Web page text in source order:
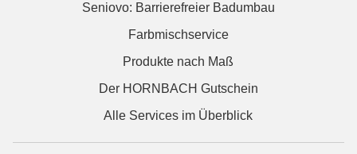
Seniovo: Barrierefreier Badumbau
Farbmischservice
Produkte nach Maß
Der HORNBACH Gutschein
Alle Services im Überblick